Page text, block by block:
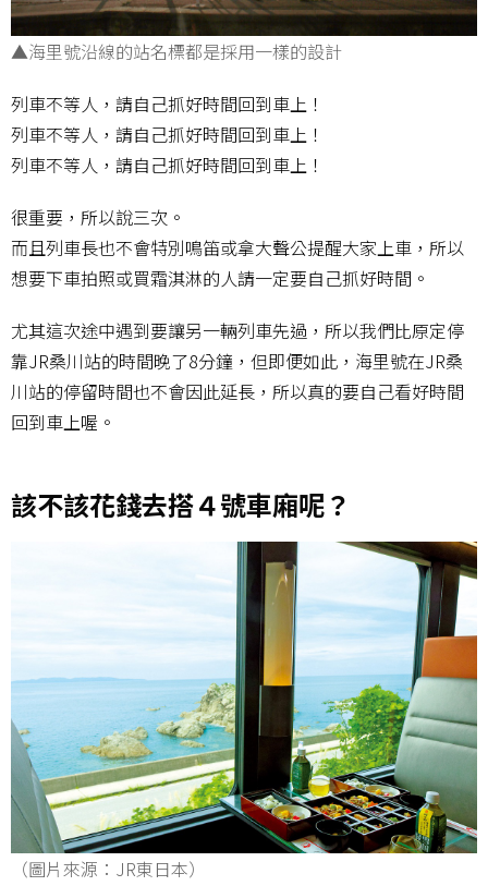
▲海里號沿線的站名標都是採用一樣的設計
列車不等人，請自己抓好時間回到車上！
列車不等人，請自己抓好時間回到車上！
列車不等人，請自己抓好時間回到車上！
很重要，所以說三次。
而且列車長也不會特別鳴笛或拿大聲公提醒大家上車，所以
想要下車拍照或買霜淇淋的人請一定要自己抓好時間。
尤其這次途中遇到要讓另一輛列車先過，所以我們比原定停
靠JR桑川站的時間晚了8分鐘，但即便如此，海里號在JR桑
川站的停留時間也不會因此延長，所以真的要自己看好時間
回到車上喔。
該不該花錢去搭４號車廂呢？
（圖片來源：JR東日本）